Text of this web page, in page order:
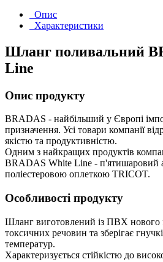
Опис
Характеристики
Шланг поливальний
Line
Опис продукту
BRADAS - найбільший у Європі
призначення. Усі товари компанії
якістю та продуктивністю.
Одним з найкращих продуктів
BRADAS White Line - п'ятишаровий
поліестеровою оплеткою TRICOT.
Особливості продукту
Шланг виготовлений із ПВХ нового
токсичних речовин та зберігає
температур.
Характеризується стійкістю до